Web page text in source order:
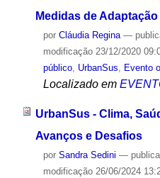
Medidas de
por Cláudia Regina —
modificação23/12/2020
público, UrbanSus Evento
Localizado em
UrbanSus - Clima,
Avanços e Desafios
por Sandra Sedini —
modificação26/06/2024